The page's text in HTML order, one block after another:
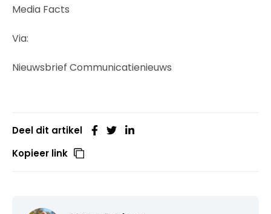
Media Facts
Via:
Nieuwsbrief Communicatienieuws
Deel dit artikel
Kopieer link